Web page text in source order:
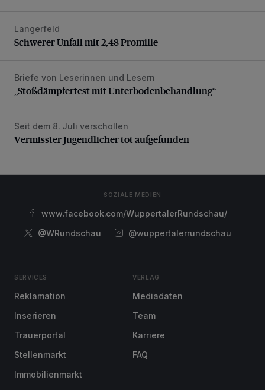
Schwerer Unfall mit 2,48 Promille
Langerfeld
Schwerer Unfall mit 2,48 Promille
„Stoßdämpfertest mit Unterbodenbehandlung“
Briefe von Leserinnen und Lesern
„Stoßdämpfertest mit Unterbodenbehandlung“
Vermisster Jugendlicher tot aufgefunden
Seit dem 8. Juli verschollen
Vermisster Jugendlicher tot aufgefunden
SOZIALE MEDIEN
www.facebook.com/WuppertalerRundschau/
@WRundschau
@wuppertalerrundschau
SERVICES
Reklamation
Inserieren
Trauerportal
Stellenmarkt
Immobilienmarkt
VERLAG
Mediadaten
Team
Karriere
FAQ